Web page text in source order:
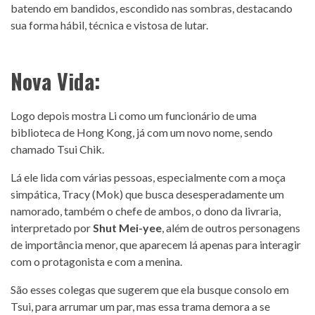
batendo em bandidos, escondido nas sombras, destacando
sua forma hábil, técnica e vistosa de lutar.
Nova Vida:
Logo depois mostra Li como um funcionário de uma
biblioteca de Hong Kong, já com um novo nome, sendo
chamado Tsui Chik.
Lá ele lida com várias pessoas, especialmente com a moça
simpática, Tracy (Mok) que busca desesperadamente um
namorado, também o chefe de ambos, o dono da livraria,
interpretado por Shut Mei-yee , além de outros personagens
de importância menor, que aparecem lá apenas para interagir
com o protagonista e com a menina.
São esses colegas que sugerem que ela busque consolo em
Tsui, para arrumar um par, mas essa trama demora a se